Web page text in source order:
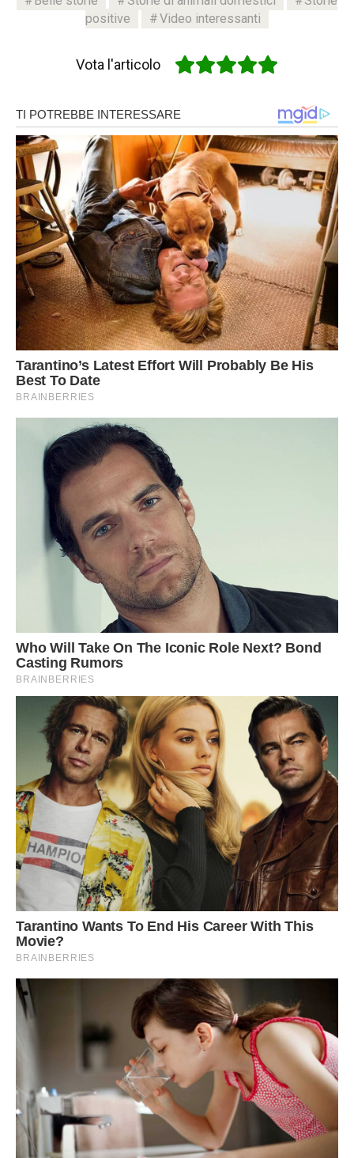
positive
Video interessanti
Vota l'articolo